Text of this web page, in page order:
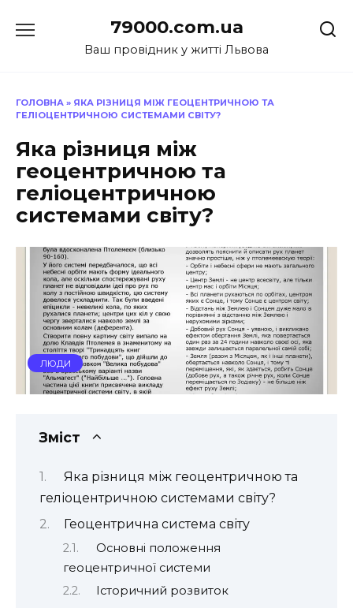
до
79000.com.ua
Ваш провідник у житті Львова
ГОЛОВНА » ЯКА РІЗНИЦЯ МІЖ ГЕОЦЕНТРИЧНОЮ ТА
ГЕЛІОЦЕНТРИЧНОЮ СИСТЕМАМИ СВІТУ?
Яка різниця між
геоцентричною та
геліоцентричною
системами світу?
ЛЮДИ
Зміст
Яка різниця між геоцентричною та
геліоцентричною системами світу?
Геоцентрична система світу
Основні положення
геоцентричної системи
Історичний розвиток